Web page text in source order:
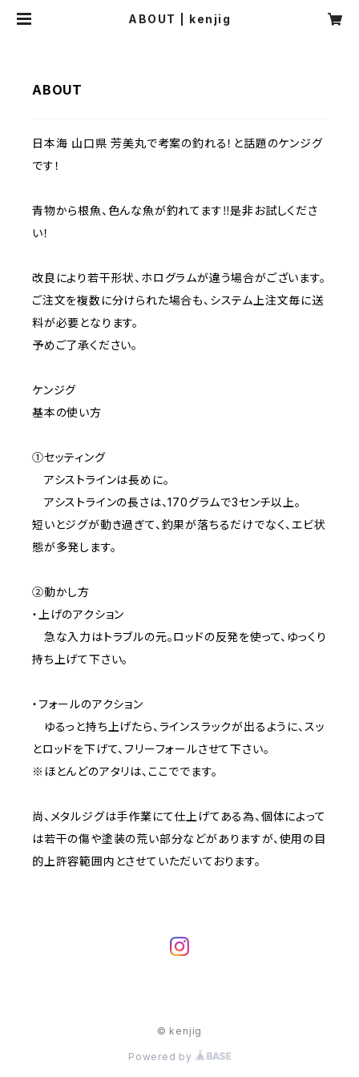
ABOUT | kenjig
ABOUT
日本海 山口県 芳美丸で考案の釣れる！と話題のケンジグ
です！
青物から根魚、色んな魚が釣れてます‼️是非お試しくださ
い！
改良により若干形状、ホログラムが違う場合がございます。
ご注文を複数に分けられた場合も、システム上注文毎に送
料が必要となります。
予めご了承ください。
ケンジグ
基本の使い方
①セッティング
アシストラインは長めに。
アシストラインの長さは、170グラムで3センチ以上。
短いとジグが動き過ぎて、釣果が落ちるだけでなく、エビ状
態が多発します。
②動かし方
・上げのアクション
急な入力はトラブルの元。ロッドの反発を使って、ゆっくり
持ち上げて下さい。
・フォールのアクション
ゆるっと持ち上げたら、ラインスラックが出るように、スッ
とロッドを下げて、フリーフォールさせて下さい。
※ほとんどのアタリは、ここででます。
尚、メタルジグは手作業にて仕上げてある為、個体によって
は若干の傷や塗装の荒い部分などがありますが、使用の目
的上許容範囲内とさせていただいております。
© kenjig
Powered by